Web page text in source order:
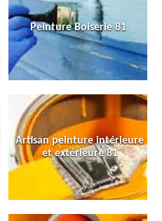
Peinture Boiserie 81
Artisan peinture intérieure
et extérieure 81